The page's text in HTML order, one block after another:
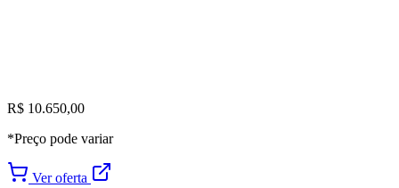
R$ 10.650,00
*Preço pode variar
Ver oferta